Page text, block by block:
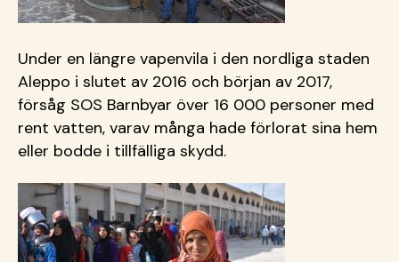
Under en längre vapenvila i den nordliga staden
Aleppo i slutet av 2016 och början av 2017,
försåg SOS Barnbyar över 16 000 personer med
rent vatten, varav många hade förlorat sina hem
eller bodde i tillfälliga skydd.